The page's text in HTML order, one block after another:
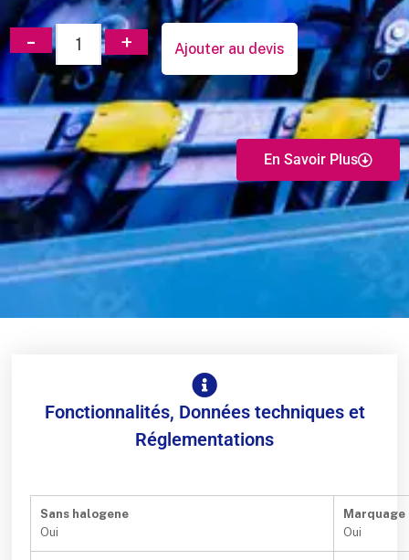
Ajouter au devis
En Savoir Plus
Fonctionnalités, Données techniques et
Réglementations
Sans halogene
Oui
Marquage
Oui